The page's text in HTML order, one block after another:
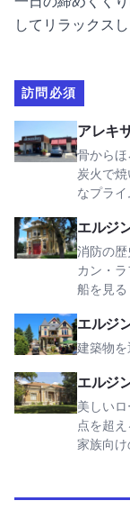
してリラックス
訪問必須
アレキ
骨からほ
炭火で
なプラ
アレキサンダー
エルジ
消防の
カン・
船を見る
エルジン消防納
エルジ
建築物
エルジン歴史地
エルジ
美しい
点を超
家族向け
エルギン・パブ